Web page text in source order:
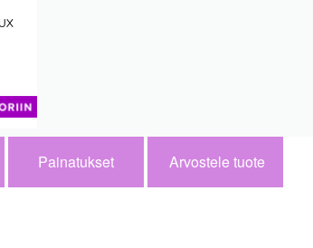
Painatukset Arvostele tuote